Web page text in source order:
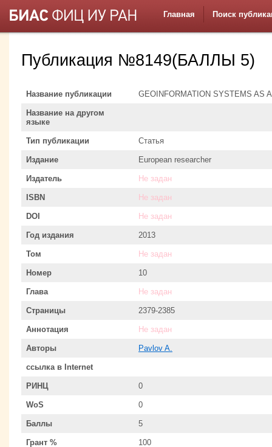
Главная Поиск
Публикация №8149(БАЛЛЫ 5)
Название публикации GEOINFORMATION SYSTEMS AS
Название на другом
языке
Тип публикации Статья
Издание European researcher
Издатель Не задан
ISBN Не задан
DOI Не задан
Год издания 2013
Том Не задан
Номер 10
Глава Не задан
Страницы 2379-2385
Аннотация Не задан
Авторы Pavlov A.
ссылка в Internet
РИНЦ 0
WoS 0
Баллы 5
Грант % 100